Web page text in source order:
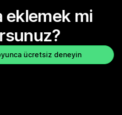
eklemek mi
ücretsiz deneyin